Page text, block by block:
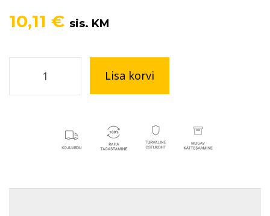
10,11 € sis. KM
Lisa korvi